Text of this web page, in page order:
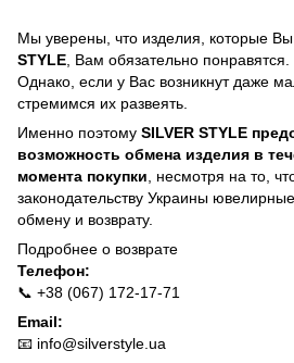
Мы уверены, что изделия, которые Вы
STYLE , Вам обязательно понравятся.
Однако, если у Вас возникнут даже
стремимся их развеять.
Именно поэтому SILVER STYLE
возможность обмена изделия в
момента покупки , несмотря на то,
законодательству Украины
обмену и возврату.
Подробнее о возврате
Телефон:
📞 +38 (067) 172-17-71
Email:
📧 info@silverstyle.ua